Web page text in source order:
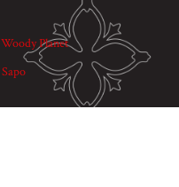
Woody Planet
Sapo